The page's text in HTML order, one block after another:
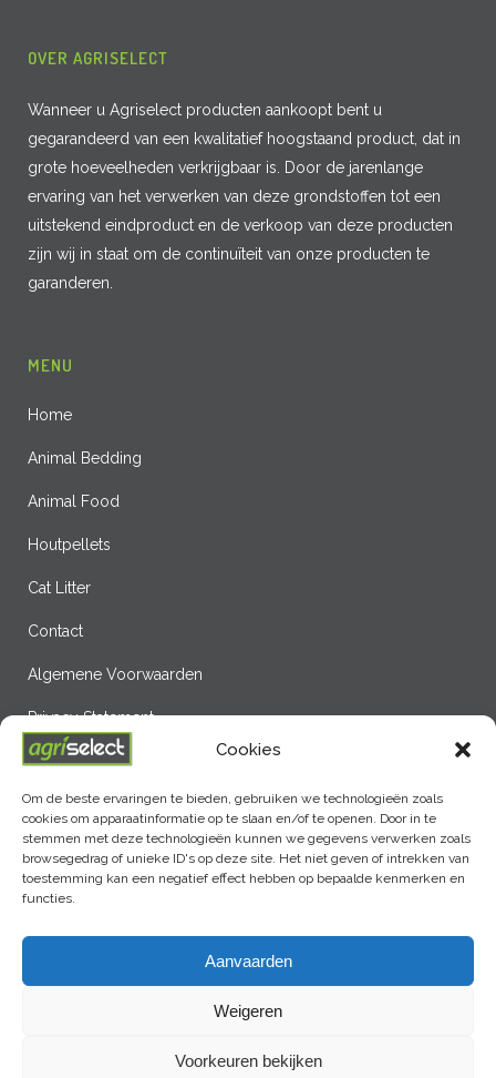
Cookies
Om de beste ervaringen te bieden, gebruiken we technologieën zoals
cookies om apparaatinformatie op te slaan en/of te openen. Door in te
stemmen met deze technologieën kunnen we gegevens verwerken zoals
browsegedrag of unieke ID's op deze site. Het niet geven of intrekken van
toestemming kan een negatief effect hebben op bepaalde kenmerken en
functies.
Aanvaarden
Weigeren
Voorkeuren bekijken
OVER AGRISELECT
Wanneer u Agriselect producten aankoopt bent u
gegarandeerd van een kwalitatief hoogstaand product, dat in
grote hoeveelheden verkrijgbaar is. Door de jarenlange
ervaring van het verwerken van deze grondstoffen tot een
uitstekend eindproduct en de verkoop van deze producten
zijn wij in staat om de continuïteit van onze producten te
garanderen.
MENU
Home
Animal Bedding
Animal Food
Houtpellets
Cat Litter
Contact
Algemene Voorwaarden
Privacy Statement
ENplus A1 NL302
Cookie Policy (EU)
LAATSTE NIEUWS